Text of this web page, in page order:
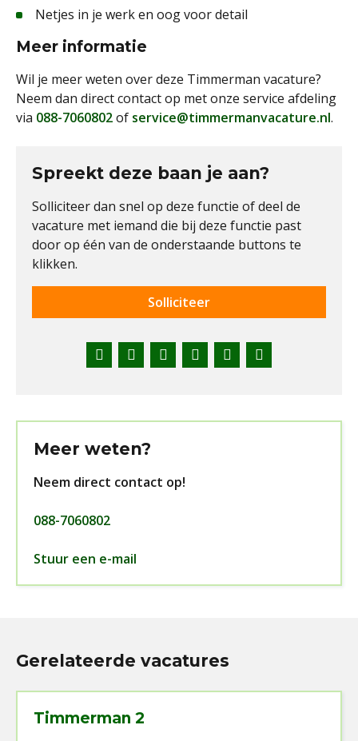
Netjes in je werk en oog voor detail
Meer informatie
Wil je meer weten over deze Timmerman vacature?
Neem dan direct contact op met onze service afdeling
via 088-7060802of service@timmermanvacature.nl.
Spreekt deze baan je aan?
Solliciteer dan snel op deze functie of deel de
vacature met iemand die bij deze functie past
door op één van de onderstaande buttons te
klikken.
FacebookTwitterLinkedInPinterestWhatsApp
Solliciteer
Meer weten?
Neem direct contact op!
088-7060802
Stuur een e-mail
Gerelateerde vacatures
Timmerman 2